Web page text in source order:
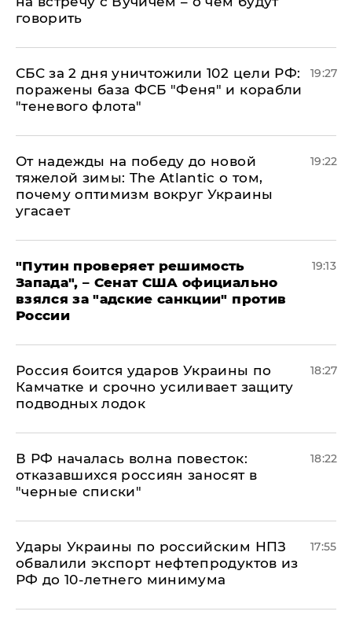
говорить
СБС за 2 дня уничтожили 102 цели РФ:
поражены база ФСБ "Феня" и корабли
"теневого флота"
19:27
От надежды на победу до новой
тяжелой зимы: The Atlantic о том,
почему оптимизм вокруг Украины
угасает
19:22
"Путин проверяет решимость
Запада", – Сенат США официально
взялся за "адские санкции" против
России
19:13
Россия боится ударов Украины по
Камчатке и срочно усиливает защиту
подводных лодок
18:27
​В РФ началась волна повесток:
отказавшихся россиян заносят в
"черные списки"
18:22
Удары Украины по российским НПЗ
обвалили экспорт нефтепродуктов из
РФ до 10-летнего минимума
17:55